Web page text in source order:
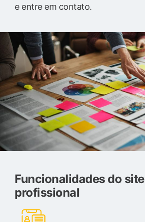
e entre em contato.
Funcionalidades do site
profissional